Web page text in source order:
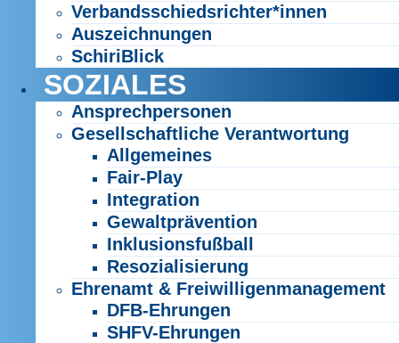
Verbandsschiedsrichter*innen
Auszeichnungen
SchiriBlick
SOZIALES
Ansprechpersonen
Gesellschaftliche Verantwortung
Allgemeines
Fair-Play
Integration
Gewaltprävention
Inklusionsfußball
Resozialisierung
Ehrenamt & Freiwilligenmanagement
DFB-Ehrungen
SHFV-Ehrungen